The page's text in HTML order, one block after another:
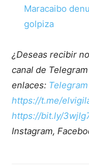
Maracaibo
golpiza
¿Deseas recibir
canal de
enlaces: Telegram
https://t.me/
https://bit.ly/
Instagram,